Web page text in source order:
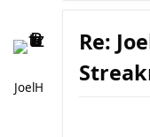
JoelH
Re: